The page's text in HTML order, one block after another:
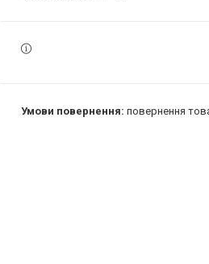
повернення